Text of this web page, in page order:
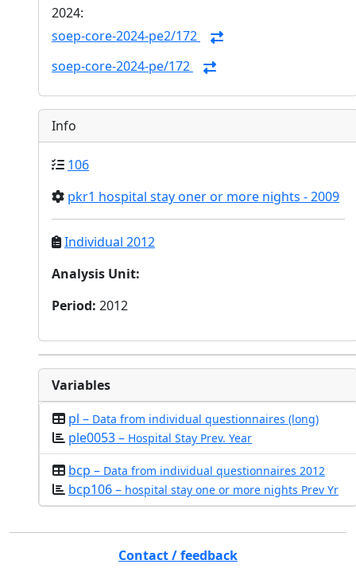
2024:
soep-core-2024-pe2/172
soep-core-2024-pe/172
Info
106
pkr1 hospital stay oner or more nights - 2009
Individual 2012
Analysis Unit:
Period: 2012
Variables
pl – Data from individual questionnaires (long)
ple0053 – Hospital Stay Prev. Year
bcp – Data from individual questionnaires 2012
bcp106 – hospital stay one or more nights Prev Yr
Contact / feedback